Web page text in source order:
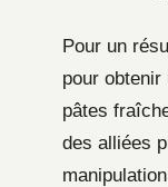
Pour un
pour obtenir
pâtes
des alliées